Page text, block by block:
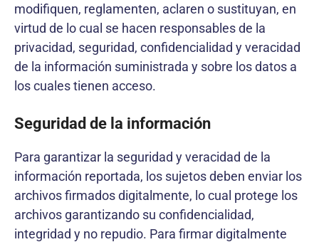
modifiquen, reglamenten, aclaren o sustituyan, en
virtud de lo cual se hacen responsables de la
privacidad, seguridad, confidencialidad y veracidad
de la información suministrada y sobre los datos a
los cuales tienen acceso.
Seguridad de la información
Para garantizar la seguridad y veracidad de la
información reportada, los sujetos deben enviar los
archivos firmados digitalmente, lo cual protege los
archivos garantizando su confidencialidad,
integridad y no repudio. Para firmar digitalmente